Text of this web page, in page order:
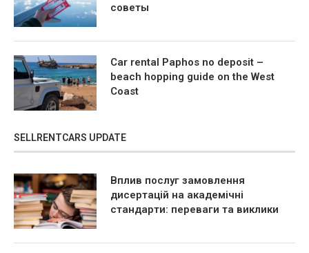
советы
Car rental Paphos no deposit –
beach hopping guide on the West
Coast
SELLRENTCARS UPDATE
Вплив послуг замовлення
дисертацій на академічні
стандарти: переваги та виклики